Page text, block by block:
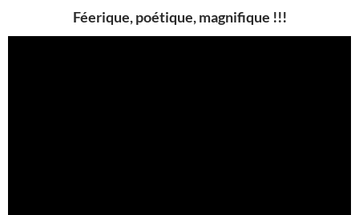
Féerique, poétique, magnifique !!!